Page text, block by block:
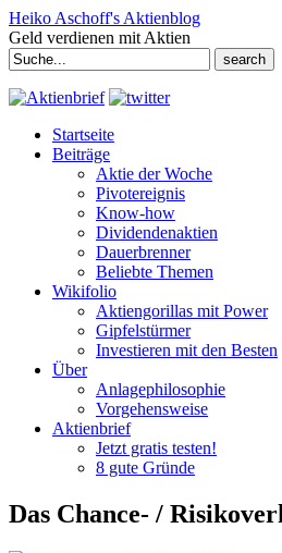
Heiko Aschoff's Aktienblog
Geld verdienen mit Aktien
Search
for:
Startseite
Beiträge
Aktie der Woche
Pivotereignis
Know-how
Dividendenaktien
Dauerbrenner
Beliebte Themen
Wikifolio
Aktiengorillas mit Power
Gipfelstürmer
Investieren mit den Besten
Über
Anlagephilosophie
Vorgehensweise
Aktienbrief
Jetzt gratis testen!
8 gute Gründe
Das Chance- /